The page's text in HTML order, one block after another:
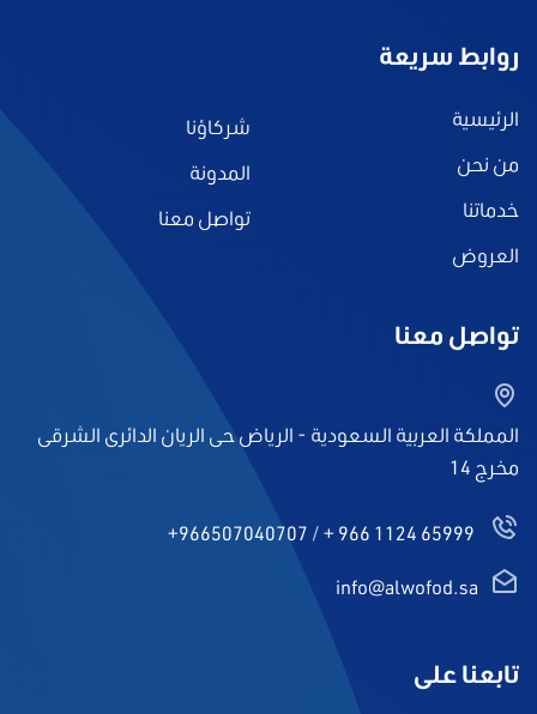
روابط سريعة
الرئيسية
من نحن
خدماتنا
العروض
شركاؤنا
المدونة
تواصل معنا
تواصل معنا
المملكة العربية السعودية - الرياض حى الريان الدائرى الشرقى
مخرج 14
+ 966 1124 65999
/
+966507040707
info@alwofod.sa
تابعنا على